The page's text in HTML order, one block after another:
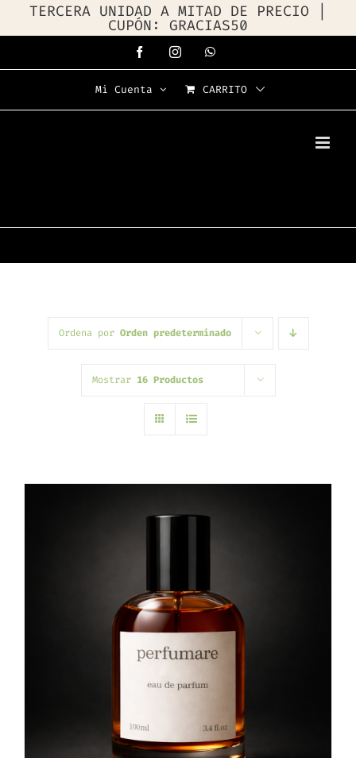
TERCERA UNIDAD A MITAD DE PRECIO |
CUPÓN: GRACIAS50
al
FacebookInstagramWhatsApp
Mi Cuenta CARRITO
Ordena por Orden predeterminado
Mostrar 16 Productos